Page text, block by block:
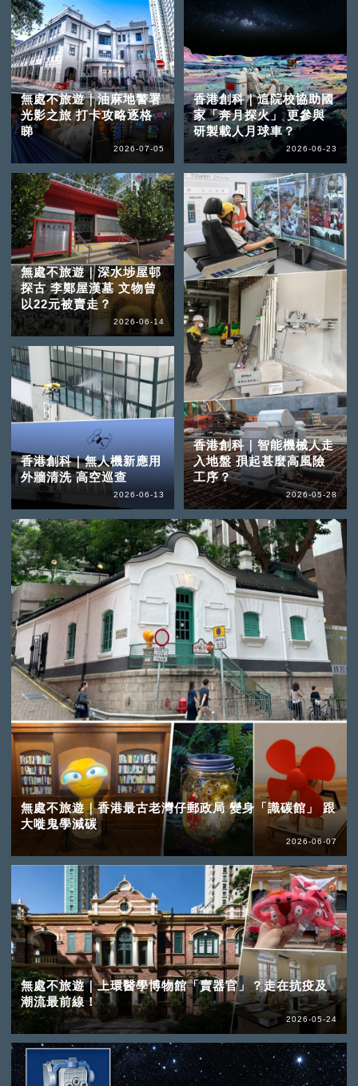
無處不旅遊｜油麻地警署
光影之旅 打卡攻略逐格
睇
2026-07-05
香港創科｜這院校協助國
家「奔月探火」 更參與
研製載人月球車？
2026-06-23
無處不旅遊｜深水埗屋邨
探古 李鄭屋漢墓 文物曾
以22元被賣走？
2026-06-14
香港創科｜無人機新應用
外牆清洗 高空巡查
2026-06-13
無處不旅遊｜香港最古老灣仔郵政局 變身「識碳館」 跟
大嘥鬼學減碳
2026-06-07
香港創科｜智能機械人走
入地盤 孭起甚麼高風險
工序？
2026-05-28
無處不旅遊｜上環醫學博物館「賣器官」？走在抗疫及
潮流最前線！
2026-05-24